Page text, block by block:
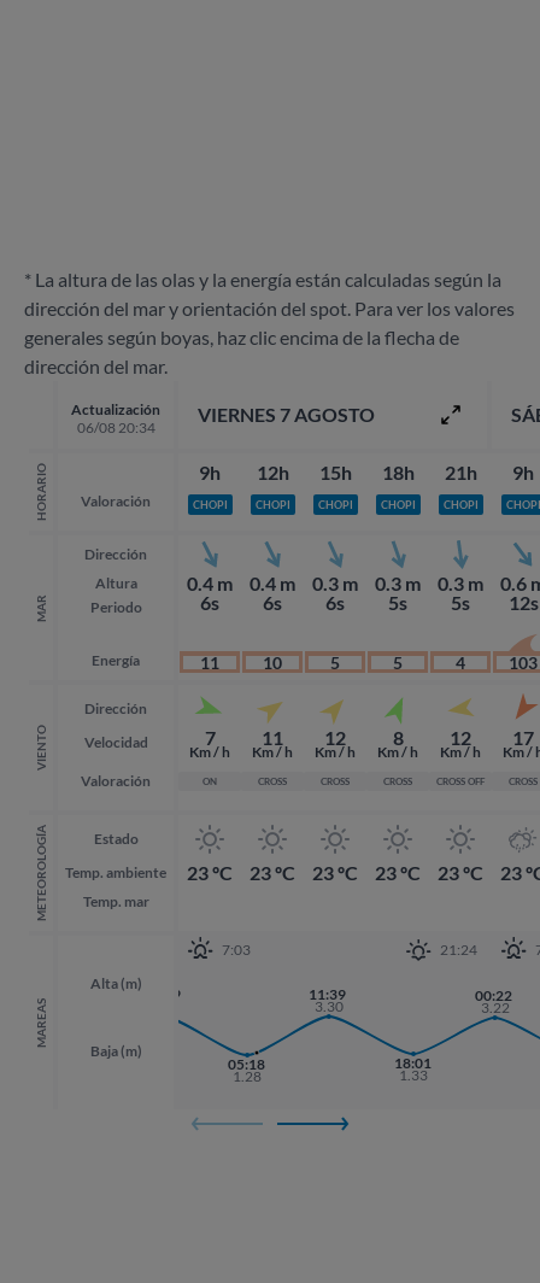
* La altura de las olas y la energía están calculadas según la
dirección del mar y orientación del spot. Para ver los valores
generales según boyas, haz clic encima de la flecha de
dirección del mar.
Actualización
06/08 20:34
HORARIO Valoración
MAR
Dirección
Altura
Periodo
Energía
VIENTO
Dirección
Velocidad
Valoración
METEOROLOGÍA
Estado
Temp. ambiente
Temp. mar
MAREAS
Alta (m)
Baja (m)
VIERNES 7 AGOSTO
9h
CHOPI
0.4 m
6s
11
7
Km / h
ON
23 ºC
12h
CHOPI
0.4 m
6s
10
11
Km / h
CROSS
23 ºC
15h
CHOPI
0.3 m
6s
5
12
Km / h
CROSS
23 ºC
18h
CHOPI
0.3 m
5s
5
8
Km / h
CROSS
23 ºC
21h
CHOPI
0.3 m
5s
4
12
Km / h
CROSS OFF
23 ºC
7:03 21:24
22:59
05:18
1.28
11:39
3.30
18:01
1.33
00:22
3.22
9h
CHOPI
0.6
12s
103
17
Km /
CROSS
23
18:01
1.33
00:22
3.22